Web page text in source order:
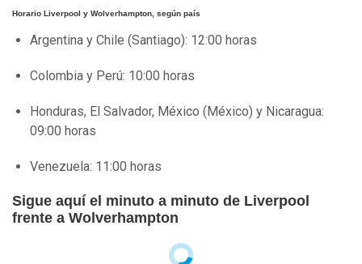
Horario Liverpool y Wolverhampton, según país
Argentina y Chile (Santiago): 12:00 horas
Colombia y Perú: 10:00 horas
Honduras, El Salvador, México (México) y Nicaragua:
09:00 horas
Venezuela: 11:00 horas
Sigue aquí el minuto a minuto de Liverpool
frente a Wolverhampton